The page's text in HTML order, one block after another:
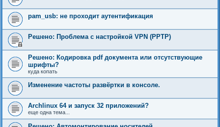
pam_usb: не проходит аутентификация
Решено: Проблема с настройкой VPN (PPTP)
Решено: Кодировка pdf документа или отсутствующие
шрифты?
куда копать
Изменение частоты развёртки в консоле.
Archlinux 64 и запуск 32 приложений?
еще одна тема...